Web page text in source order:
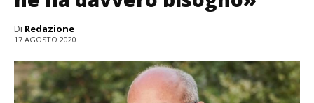
Di Redazione
17 AGOSTO 2020